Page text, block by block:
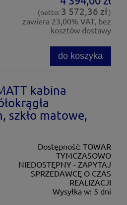
(netto: 3 572,36 zł)
zawiera 23,00% VAT, bez
kosztów dostawy
do koszyka
kabina
szkło matowe,
Dostępność: TOWAR
TYMCZASOWO
NIEDOSTĘPNY - ZAPYTAJ
SPRZEDAWCĘ O CZAS
REALIZACJI
Wysyłka w: 5 dni